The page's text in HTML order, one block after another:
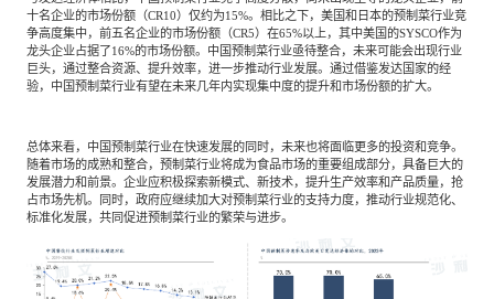
十名企业的市场份额（CR10）仅约为15%。相比之下，美国和日本的预制菜行业竞
争高度集中，前五名企业的市场份额（CR5）在65%以上，其中美国的SYSCO作为
龙头企业占据了16%的市场份额。中国预制菜行业亟待整合，未来可能会出现行业
巨头，通过整合资源、提升效率，进一步推动行业发展。通过借鉴发达国家的经
验，中国预制菜行业有望在未来几年内实现集中度的提升和市场份额的扩大。
总体来看，中国预制菜行业在快速发展的同时，未来也将面临更多的投资和竞争。
随着市场的成熟和整合，预制菜行业将成为食品市场的重要组成部分，具备巨大的
发展潜力和前景。企业应积极探索新模式、新技术，提升生产效率和产品质量，抢
占市场先机。同时，政府应继续加大对预制菜行业的支持力度，推动行业规范化、
标准化发展，共同促进预制菜行业的繁荣与进步。